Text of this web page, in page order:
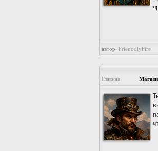
автор: FrienddlyFire
Главная
в